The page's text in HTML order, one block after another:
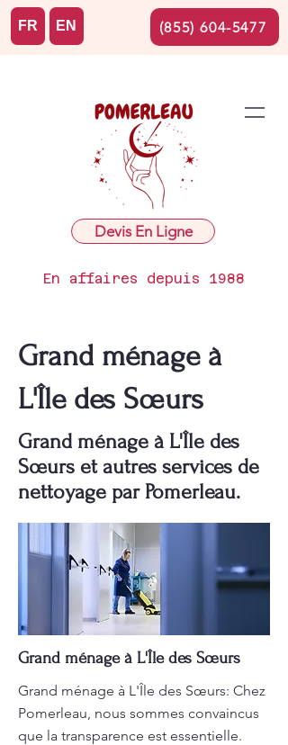
Devis En Ligne
En affaires depuis 1988
FR EN (855) 604-5477
Grand ménage à
L'Île des Sœurs
Grand ménage à L'Île des
Sœurs et autres services de
nettoyage par Pomerleau.
Grand ménage à L'Île des Sœurs
Grand ménage à L'Île des Sœurs: Chez
Pomerleau, nous sommes convaincus
que la transparence est essentielle.